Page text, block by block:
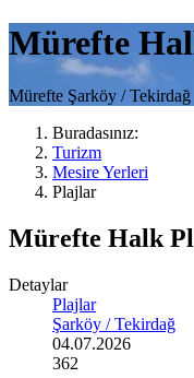
Mürefte
Mürefte Şarköy / Tekirdağ
Buradasınız:
Turizm
Mesire Yerleri
Plajlar
Mürefte Halk
Detaylar
Plajlar
Şarköy / Tekirdağ
04.07.2026
362